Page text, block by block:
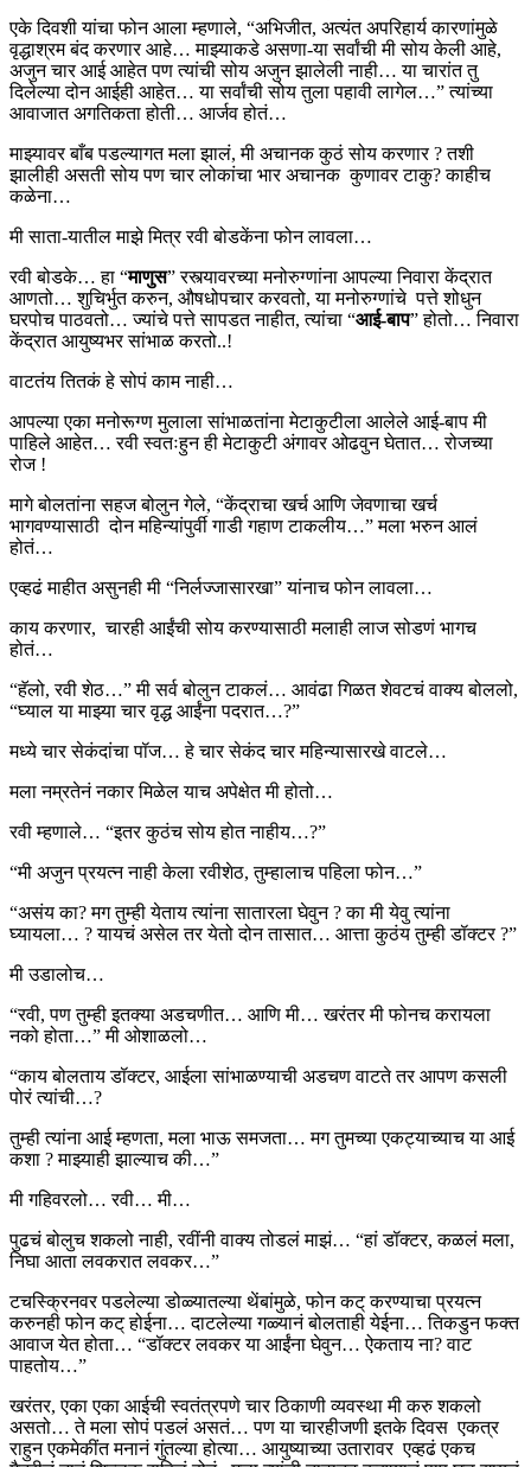
एके दिवशी यांचा फोन आला म्हणाले, “अभिजीत, अत्यंत अपरिहार्य कारणांमुळे
वृद्धाश्रम बंद करणार आहे… माझ्याकडे असणा-या सर्वांची मी सोय केली आहे,
अजुन चार आई आहेत पण त्यांची सोय अजुन झालेली नाही… या चारांत तु
दिलेल्या दोन आईही आहेत… या सर्वांची सोय तुला पहावी लागेल…” त्यांच्या
आवाजात अगतिकता होती… आर्जव होतं…
माझ्यावर बाँब पडल्यागत मला झालं, मी अचानक कुठं सोय करणार ? तशी
झालीही असती सोय पण चार लोकांचा भार अचानक कुणावर टाकु? काहीच
कळेना…
मी साता-यातील माझे मित्र रवी बोडकेंना फोन लावला…
रवी बोडके… हा “माणुस” रस्त्यावरच्या मनोरुग्णांना आपल्या निवारा केंद्रात
आणतो… शुचिर्भुत करुन, औषधोपचार करवतो, या मनोरुग्णांचे पत्ते शोधुन
घरपोच पाठवतो… ज्यांचे पत्ते सापडत नाहीत, त्यांचा “आई-बाप” होतो… निवारा
केंद्रात आयुष्यभर सांभाळ करतो..!
वाटतंय तितकं हे सोपं काम नाही…
आपल्या एका मनोरूग्ण मुलाला सांभाळतांना मेटाकुटीला आलेले आई-बाप मी
पाहिले आहेत… रवी स्वतःहुन ही मेटाकुटी अंगावर ओढवुन घेतात… रोजच्या
रोज !
मागे बोलतांना सहज बोलुन गेले, “केंद्राचा खर्च आणि जेवणाचा खर्च
भागवण्यासाठी दोन महिन्यांपुर्वी गाडी गहाण टाकलीय…” मला भरुन आलं
होतं…
एव्हढं माहीत असुनही मी “निर्लज्जासारखा” यांनाच फोन लावला…
काय करणार, चारही आईंची सोय करण्यासाठी मलाही लाज सोडणं भागच
होतं…
“हॅलो, रवी शेठ…” मी सर्व बोलुन टाकलं… आवंढा गिळत शेवटचं वाक्य बोललो,
“घ्याल या माझ्या चार वृद्ध आईंना पदरात…?”
मध्ये चार सेकंदांचा पॉज… हे चार सेकंद चार महिन्यासारखे वाटले…
मला नम्रतेनं नकार मिळेल याच अपेक्षेत मी होतो…
रवी म्हणाले… “इतर कुठंच सोय होत नाहीय…?”
“मी अजुन प्रयत्न नाही केला रवीशेठ, तुम्हालाच पहिला फोन…”
“असंय का? मग तुम्ही येताय त्यांना सातारला घेवुन ? का मी येवु त्यांना
घ्यायला… ? यायचं असेल तर येतो दोन तासात… आत्ता कुठंय तुम्ही डॉक्टर ?”
मी उडालोच…
“रवी, पण तुम्ही इतक्या अडचणीत… आणि मी… खरंतर मी फोनच करायला
नको होता…” मी ओशाळलो…
“काय बोलताय डॉक्टर, आईला सांभाळण्याची अडचण वाटते तर आपण कसली
पोरं त्यांची…?
तुम्ही त्यांना आई म्हणता, मला भाऊ समजता… मग तुमच्या एकट्याच्याच या आई
कशा ? माझ्याही झाल्याच की…”
मी गहिवरलो… रवी… मी…
पुढचं बोलुच शकलो नाही, रवींनी वाक्य तोडलं माझं… “हां डॉक्टर, कळलं मला,
निघा आता लवकरात लवकर…”
टचस्क्रिनवर पडलेल्या डोळ्यातल्या थेंबांमुळे, फोन कट् करण्याचा प्रयत्न
करुनही फोन कट् होईना… दाटलेल्या गळ्यानं बोलताही येईना… तिकडुन फक्त
आवाज येत होता… “डॉक्टर लवकर या आईंना घेवुन… ऐकताय ना? वाट
पाहतोय…”
खरंतर, एका एका आईची स्वतंत्रपणे चार ठिकाणी व्यवस्था मी करु शकलो
असतो… ते मला सोपं पडलं असतं… पण या चारहीजणी इतके दिवस एकत्र
राहुन एकमेकींत मनानं गुंतल्या होत्या… आयुष्याच्या उतारावर एव्हढं एकच